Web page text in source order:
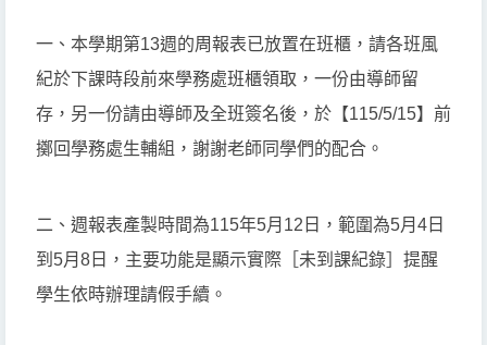
一、本學期第13週的周報表已放置在班櫃，請各班風
紀於下課時段前來學務處班櫃領取，一份由導師留
存，另一份請由導師及全班簽名後，於【115/5/15】前
擲回學務處生輔組，謝謝老師同學們的配合。
二、週報表產製時間為115年5月12日，範圍為5月4日
到5月8日，主要功能是顯示實際［未到課紀錄］提醒
學生依時辦理請假手續。